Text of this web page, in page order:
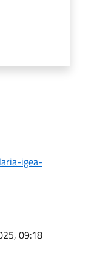
igea-
09:18